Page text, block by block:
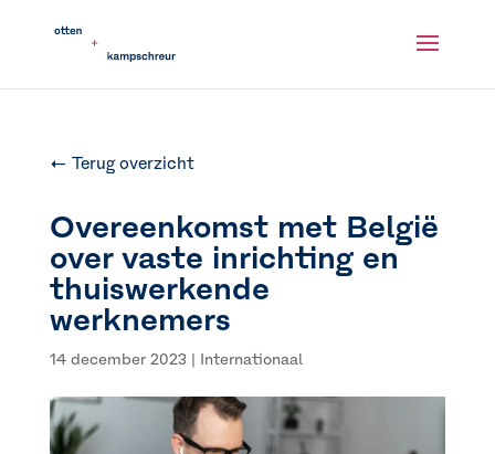
← Terug overzicht
Overeenkomst met België
over vaste inrichting en
thuiswerkende
werknemers
14 december 2023| Internationaal